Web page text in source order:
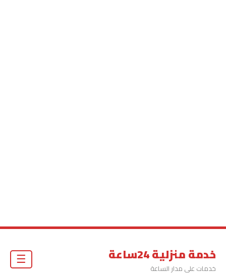
خدمة منزلية 24ساعة
خدمات على مدار الساعة
☰